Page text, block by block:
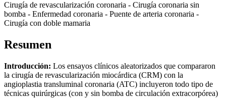
Cirugía de revascularización coronaria - Cirugía coronaria sin
bomba - Enfermedad coronaria - Puente de arteria coronaria -
Cirugía con doble mamaria
Resumen
Introducción: Los ensayos clínicos aleatorizados que compararon
la cirugía de revascularización miocárdica (CRM) con la
angioplastia transluminal coronaria (ATC) incluyeron todo tipo de
técnicas quirúrgicas (con y sin bomba de circulación extracorpórea)